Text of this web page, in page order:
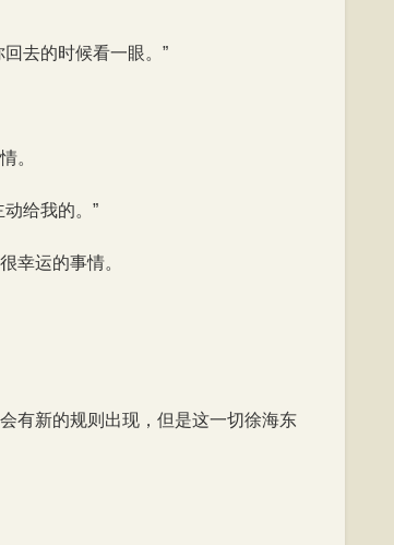
去的时候看一眼。”
。
给我的。”
幸运的事情。
有新的规则出现，但是这一切徐海东